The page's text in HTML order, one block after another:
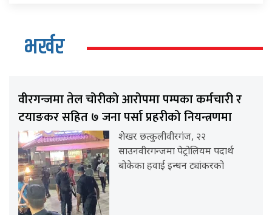
भर्खर
वीरगन्जमा तेल चोरीको आरोपमा पम्पका कर्मचारी र
टयाङकर सहित ७ जना पर्सा प्रहरीको नियन्त्रणमा
शेखर छत्कुलीवीरगंज, २२
साउनवीरगन्जमा पेट्रोलियम पदार्थ
बोकेका हवाई इन्धन ट्यांकरको